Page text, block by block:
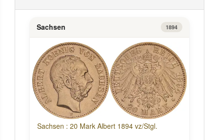
Sachsen 1894
Sachsen : 20 Mark Albert 1894 vz/Stgl.